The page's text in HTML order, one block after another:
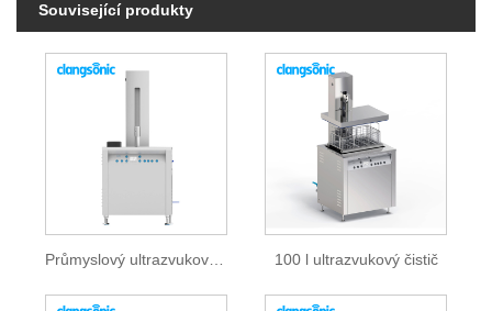
Související produkty
Průmyslový ultrazvukový čistič 100 l ultrazvukový čistič